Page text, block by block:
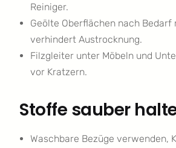
Reiniger.
Geölte Oberflächen nach Bedarf
verhindert Austrocknung.
Filzgleiter unter Möbeln und
vor Kratzern.
Stoffe sauber
Waschbare Bezüge verwenden,